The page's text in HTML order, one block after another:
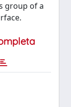
group of a